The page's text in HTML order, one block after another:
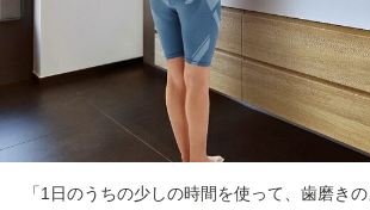
「1日のうちの少しの時間を使って、歯磨き